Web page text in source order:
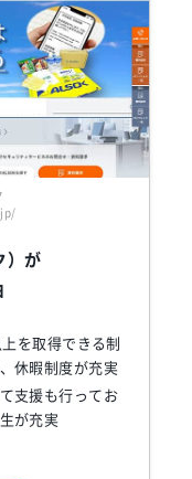
）が
を取得できる制
休暇制度が充実
支援も行ってお
が充実